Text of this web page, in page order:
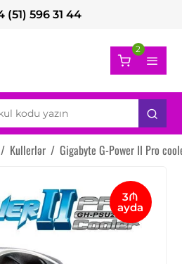
(51) 596 31 44
2
/ Kullerlər / Gigabyte G-Power II Pro
3₼
ayda